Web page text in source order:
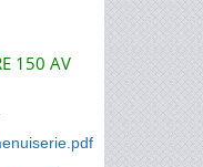
150 AV